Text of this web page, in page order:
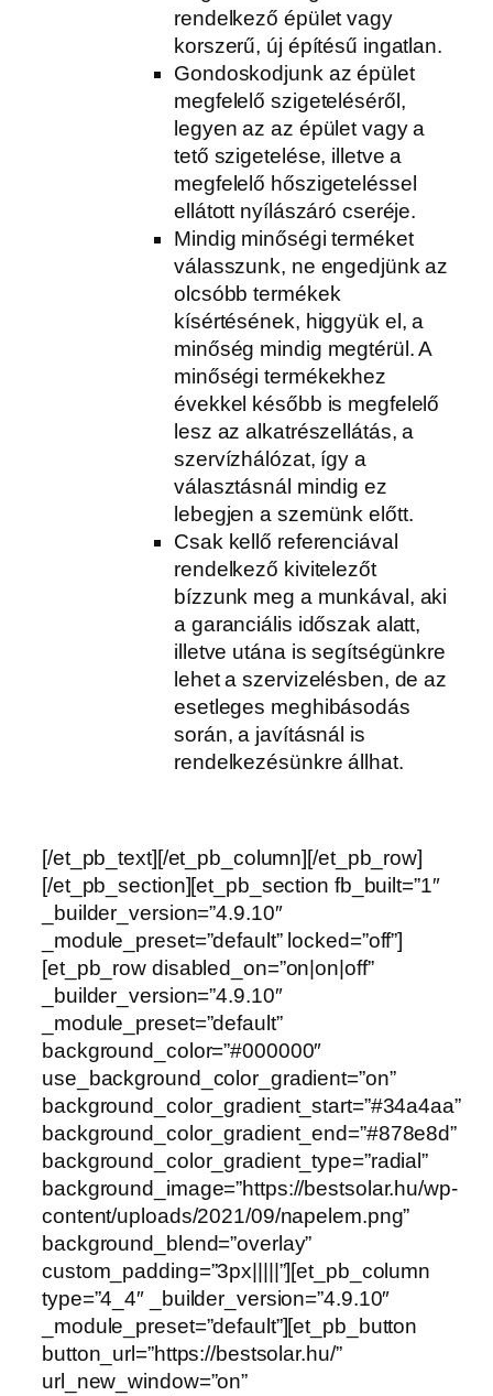
rendelkező épület vagy
korszerű, új építésű ingatlan.
Gondoskodjunk az épület
megfelelő szigeteléséről,
legyen az az épület vagy a
tető szigetelése, illetve a
megfelelő hőszigeteléssel
ellátott nyílászáró cseréje.
Mindig minőségi terméket
válasszunk, ne engedjünk az
olcsóbb termékek
kísértésének, higgyük el, a
minőség mindig megtérül. A
minőségi termékekhez
évekkel később is megfelelő
lesz az alkatrészellátás, a
szervízhálózat, így a
választásnál mindig ez
lebegjen a szemünk előtt.
Csak kellő referenciával
rendelkező kivitelezőt
bízzunk meg a munkával, aki
a garanciális időszak alatt,
illetve utána is segítségünkre
lehet a szervizelésben, de az
esetleges meghibásodás
során, a javításnál is
rendelkezésünkre állhat.
[/et_pb_text][/et_pb_column][/et_pb_row]
[/et_pb_section][et_pb_section fb_built=”1″
_builder_version=”4.9.10″
_module_preset=”default” locked=”off”]
[et_pb_row disabled_on=”on|on|off”
_builder_version=”4.9.10″
_module_preset=”default”
background_color=”#000000″
use_background_color_gradient=”on”
background_color_gradient_start=”#34a4aa”
background_color_gradient_end=”#878e8d”
background_color_gradient_type=”radial”
background_image=”https://bestsolar.hu/wp-
content/uploads/2021/09/napelem.png”
background_blend=”overlay”
custom_padding=”3px|||||”][et_pb_column
type=”4_4″ _builder_version=”4.9.10″
_module_preset=”default”][et_pb_button
button_url=”https://bestsolar.hu/”
url_new_window=”on”